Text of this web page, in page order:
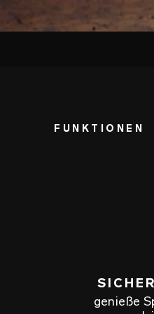
FUNKTIONEN
genieße